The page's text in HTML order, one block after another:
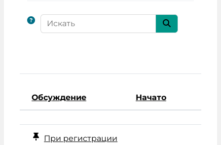
Искать
Искать
Статус
Обсуждение Начато
При регистрации